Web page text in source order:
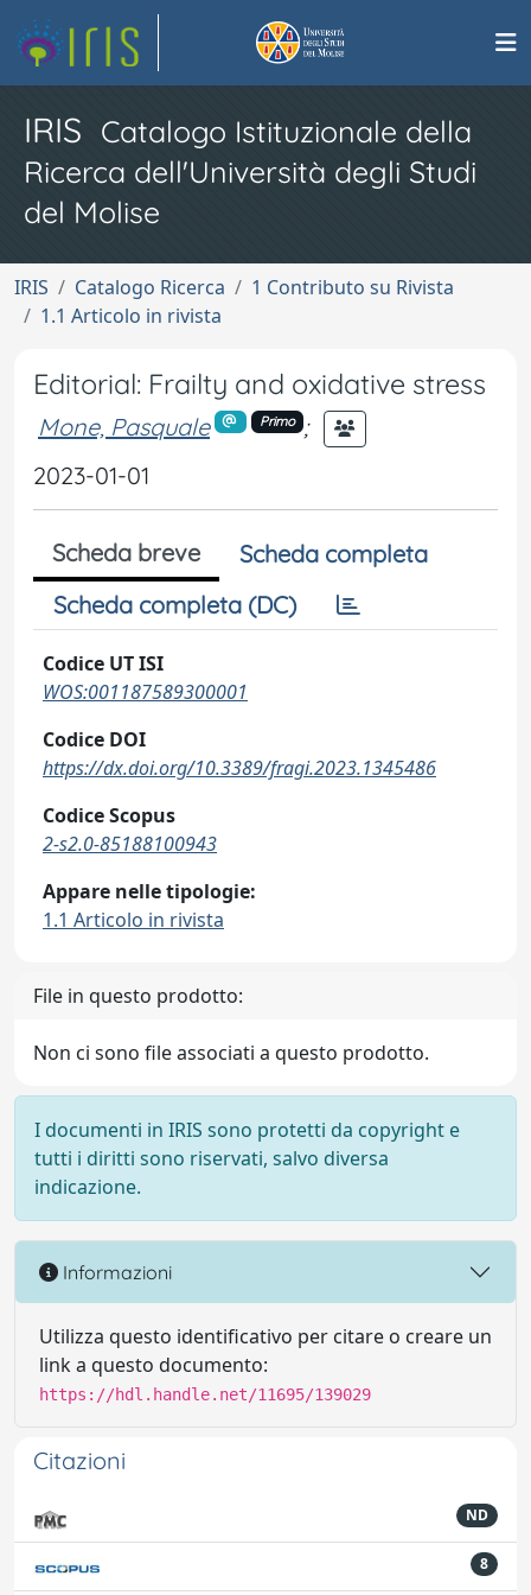
IRIS Catalogo Istituzionale della
Ricerca dell'Università degli Studi
del Molise
IRIS Catalogo Ricerca
1 Contributo su Rivista
1.1 Articolo in rivista
Editorial: Frailty and oxidative stress
Mone, Pasquale Primo
;
2023-01-01
Scheda breve
Scheda completa
Scheda completa (DC)
Codice UT ISI
WOS:001187589300001
Codice DOI
https://dx.doi.org/10.3389/fragi.2023.1345486
Codice Scopus
2-s2.0-85188100943
Appare nelle tipologie:
1.1 Articolo in rivista
File in questo prodotto:
Non ci sono file associati a questo prodotto.
I documenti in IRIS sono protetti da copyright e
tutti i diritti sono riservati, salvo diversa
indicazione.
Informazioni
Utilizza questo identificativo per citare o creare un
link a questo documento:
https://hdl.handle.net/11695/139029
Citazioni
ND
8